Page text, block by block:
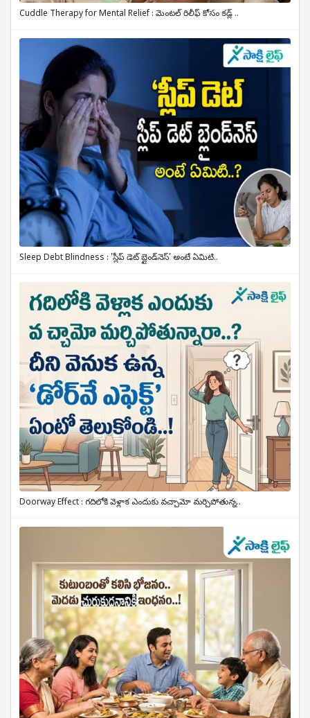
Cuddle Therapy for Mental Relief : మెంటల్ రిలీఫ్ కోసం కడ్ల్ ..
Sleep Debt Blindness : 'స్లీప్ డెట్ బ్లైండ్‌నెస్' అంటే ఏమిటి..
Doorway Effect : గదిలోకి వెళ్లాక ఎందుకు వచ్చామో మర్చిపోతున్న..